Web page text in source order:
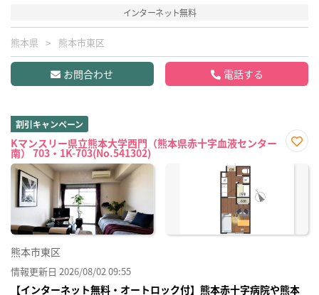
インターネット無料
熊本県 熊本市東区
お問合わせ 電話する
割引キャンペーン
Kマンスリー県立熊本大学西門（熊本県赤十字血液センター
南） 703・1K-703(No.541302)
に入
熊本市東区
情報更新日 2026/08/02 09:55
【インターネット無料・オートロック付】熊本赤十字病院や熊本